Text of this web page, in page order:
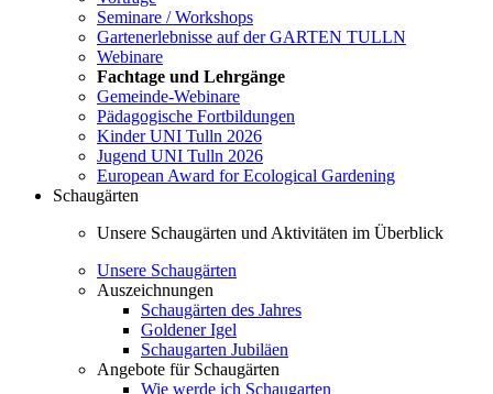
Seminare / Workshops
Gartenerlebnisse auf der GARTEN TULLN
Webinare
Fachtage und Lehrgänge
Gemeinde-Webinare
Pädagogische Fortbildungen
Kinder UNI Tulln 2026
Jugend UNI Tulln 2026
European Award for Ecological Gardening
Schaugärten
Unsere Schaugärten und Aktivitäten im Überblick
Unsere Schaugärten
Auszeichnungen
Schaugärten des Jahres
Goldener Igel
Schaugarten Jubiläen
Angebote für Schaugärten
Wie werde ich Schaugarten